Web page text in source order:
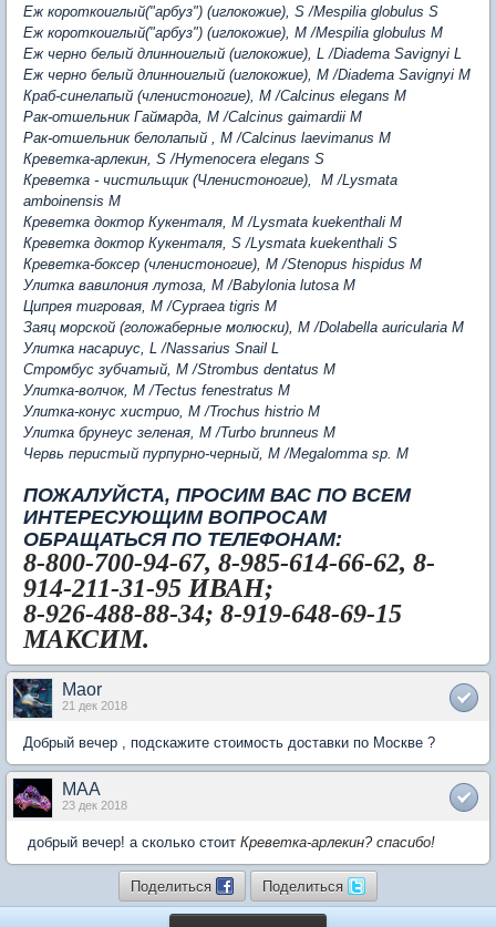
Еж короткоиглый("арбуз") (иглокожие), S /Mespilia globulus S
Еж короткоиглый("арбуз") (иглокожие), М /Mespilia globulus M
Еж черно белый длинноиглый (иглокожие), L /Diadema Savignyi L
Еж черно белый длинноиглый (иглокожие), M /Diadema Savignyi M
Краб-синелапый (членистоногие), M /Calcinus elegans M
Рак-отшельник Гаймарда, М /Calcinus gaimardii M
Рак-отшельник белолапый , М /Calcinus laevimanus M
Креветка-арлекин, S /Hymenocera elegans S
Креветка - чистильщик (Членистоногие), М /Lysmata
amboinensis M
Креветка доктор Кукенталя, M /Lysmata kuekenthali M
Креветка доктор Кукенталя, S /Lysmata kuekenthali S
Креветка-боксер (членистоногие), М /Stenopus hispidus M
Улитка вавилония лутоза, M /Babylonia lutosa M
Ципрея тигровая, M /Cypraea tigris M
Заяц морской (голожаберные молюски), M /Dolabella auricularia M
Улитка насариус, L /Nassarius Snail L
Стромбус зубчатый, M /Strombus dentatus M
Улитка-волчок, M /Tectus fenestratus M
Улитка-конус хистрио, M /Trochus histrio M
Улитка брунеус зеленая, M /Turbo brunneus M
Червь перистый пурпурно-черный, М /Megalomma sp. M
ПОЖАЛУЙСТА, ПРОСИМ ВАС ПО ВСЕМ
ИНТЕРЕСУЮЩИМ ВОПРОСАМ
ОБРАЩАТЬСЯ ПО ТЕЛЕФОНАМ:
8-800-700-94-67, 8-985-614-66-62, 8-
914-211-31-95 ИВАН;
8-926-488-88-34; 8-919-648-69-15
МАКСИМ.
Maor
21 дек 2018
Добрый вечер , подскажите стоимость доставки по Москве ?
MAA
23 дек 2018
добрый вечер! а сколько стоит Креветка-арлекин? спасибо!
Поделиться Поделиться